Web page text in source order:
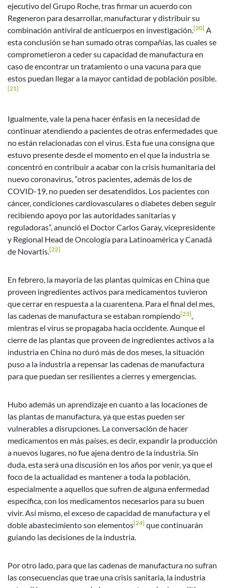
ejecutivo del Grupo Roche, tras firmar un acuerdo con
Regeneron para desarrollar, manufacturar y distribuir su
combinación antiviral de anticuerpos en investigación. [20] A
esta conclusión se han sumado otras compañías, las cuales se
comprometieron a ceder su capacidad de manufactura en
caso de encontrar un tratamiento o una vacuna para que
estos puedan llegar a la mayor cantidad de población posible.
[21]
Igualmente, vale la pena hacer énfasis en la necesidad de
continuar atendiendo a pacientes de otras enfermedades que
no están relacionadas con el virus. Esta fue una consigna que
estuvo presente desde el momento en el que la industria se
concentró en contribuir a acabar con la crisis humanitaria del
nuevo coronavirus, “otros pacientes, además de los de
COVID-19, no pueden ser desatendidos. Los pacientes con
cáncer, condiciones cardiovasculares o diabetes deben seguir
recibiendo apoyo por las autoridades sanitarias y
reguladoras”, anunció el Doctor Carlos Garay, vicepresidente
y Regional Head de Oncología para Latinoamérica y Canadá
de Novartis. [22]
En febrero, la mayoría de las plantas químicas en China que
proveen ingredientes activos para medicamentos tuvieron
que cerrar en respuesta a la cuarentena. Para el final del mes,
las cadenas de manufactura se estaban rompiendo[23]
mientras el virus se propagaba hacia occidente. Aunque el
cierre de las plantas que proveen de ingredientes activos a la
industria en China no duró más de dos meses, la situación
puso a la industria a repensar las cadenas de manufactura
para que puedan ser resilientes a cierres y emergencias.
Hubo además un aprendizaje en cuanto a las locaciones de
las plantas de manufactura, ya que estas pueden ser
vulnerables a disrupciones. La conversación de hacer
medicamentos en más países, es decir, expandir la producción
a nuevos lugares, no fue ajena dentro de la industria. Sin
duda, esta será una discusión en los años por venir, ya que el
foco de la actualidad es mantener a toda la población,
especialmente a aquellos que sufren de alguna enfermedad
específica, con los medicamentos necesarios para su buen
vivir. Así mismo, el exceso de capacidad de manufactura y el
doble abastecimiento son elementos[24] que continuarán
guiando las decisiones de la industria.
Por otro lado, para que las cadenas de manufactura no sufran
las consecuencias que trae una crisis sanitaria, la industria